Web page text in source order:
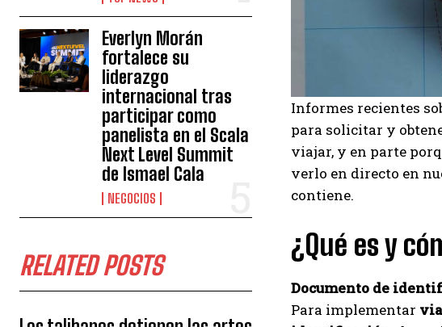
Everlyn Morán
fortalece su
liderazgo
internacional tras
participar como
panelista en el Scala
Next Level Summit
de Ismael Cala
NEGOCIOS
RELATED POSTS
Informes recientes
para solicitar y
viajar, y en parte
verlo en directo en
contiene.
¿Qué es y
Documento de
Para implementar